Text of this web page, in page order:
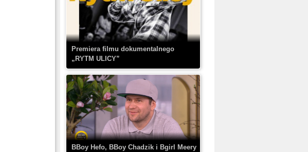
Premiera filmu dokumentalnego
„RYTM ULICY”
BBoy Hefo, BBoy Chadzik i Bgirl Meery